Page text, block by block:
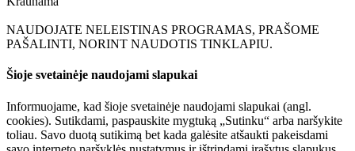
NAUDOJATE NELEISTINAS PROGRAMAS, PRAŠOME
PAŠALINTI, NORINT NAUDOTIS TINKLAPIU.
Šioje svetainėje naudojami slapukai
Informuojame, kad šioje svetainėje naudojami slapukai (angl.
cookies). Sutikdami, paspauskite mygtuką „Sutinku“ arba naršykite
toliau. Savo duotą sutikimą bet kada galėsite atšaukti pakeisdami